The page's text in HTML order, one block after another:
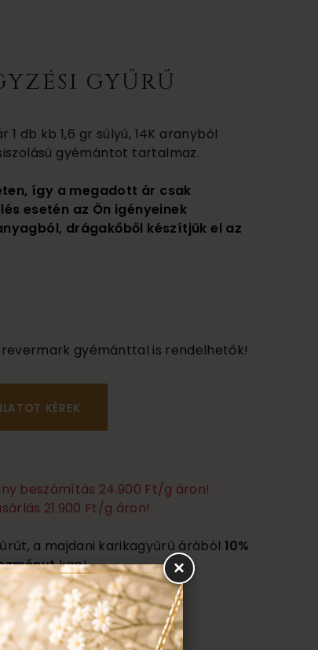
GYŰRŰ
db kb 1,6 gr súlyú, 14K aranyból
gyémántot tartalmaz.
így a megadott ár csak
esetén az Ön igényeinek
drágakőből készítjük el az
gyémánttal is rendelhetők!
beszámítás 24.900 Ft/g áron!
21.900 Ft/g áron!
a majdani karikagyűrű árából 10%
kap!
felül még:
polírozás
×